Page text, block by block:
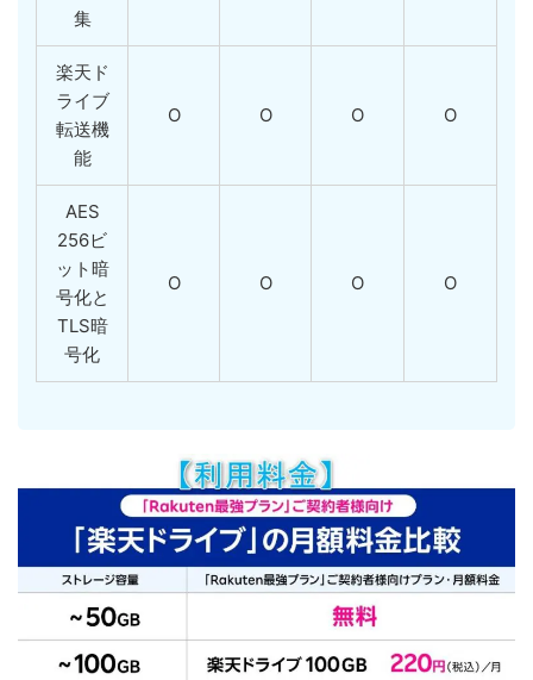
集
楽天ド
ライブ
転送機
能
O O O O
AES
256ビ
ット暗
号化と
TLS暗
号化
O O O O